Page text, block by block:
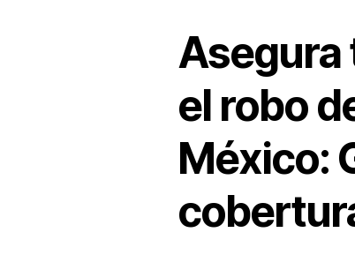
Asegura
el robo
México: